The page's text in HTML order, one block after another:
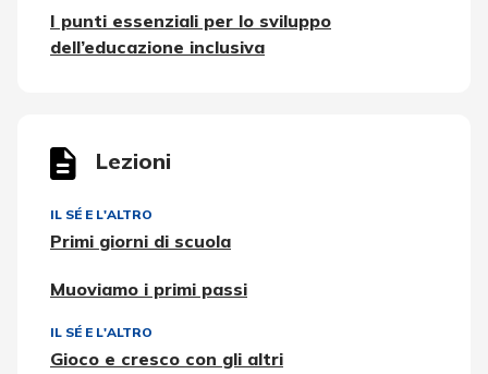
I punti essenziali per lo sviluppo
dell’educazione inclusiva
Lezioni
IL SÉ E L'ALTRO
Primi giorni di scuola
Muoviamo i primi passi
IL SÉ E L'ALTRO
Gioco e cresco con gli altri